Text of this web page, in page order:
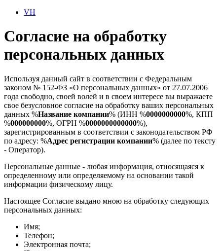
VH
Согласие на обработку
персональных данных
Используя данный сайт в соответствии с Федеральным
законом № 152-ФЗ «О персональных данных» от 27.07.2006
года свободно, своей волей и в своем интересе вы выражаете
свое безусловное согласие на обработку ваших персональных
данных %Название компании% (ИНН %0000000000%, КПП
%000000000%, ОГРН %0000000000000%),
зарегистрированным в соответствии с законодательством РФ
по адресу: %Адрес регистрации компании% (далее по тексту
- Оператор).
Персональные данные - любая информация, относящаяся к
определенному или определяемому на основании такой
информации физическому лицу.
Настоящее Согласие выдано мною на обработку следующих
персональных данных:
Имя;
Телефон;
Электронная почта;